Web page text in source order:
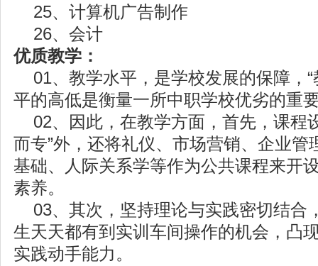
25、计算机广告制作
26、会计
优质教学：
01、教学水平，是学校发展的保障，“
平的高低是衡量一所中职学校优劣的重
02、因此，在教学方面，首先，课程
而专”外，还将礼仪、市场营销、企业管
基础、人际关系学等作为公共课程来开
素养。
03、其次，坚持理论与实践密切结合
生天天都有到实训车间操作的机会，凸
实践动手能力。